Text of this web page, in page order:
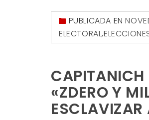
PUBLICADA EN
ELECTORAL,
CAPITANICH
«ZDERO Y